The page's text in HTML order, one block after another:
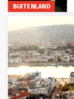
BUITENLAND